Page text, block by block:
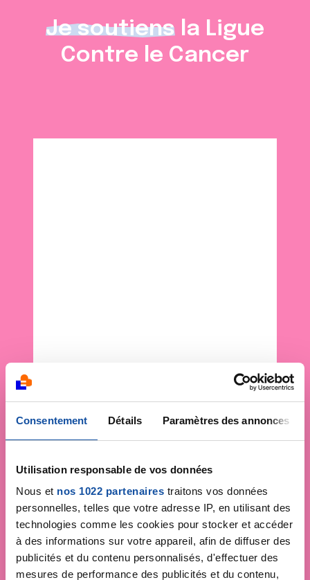
Consentement Détails Paramètres des annonces
Utilisation responsable de vos données
Nous et nos 1022 partenaires traitons vos données
personnelles, telles que votre adresse IP, en utilisant des
technologies comme les cookies pour stocker et accéder
à des informations sur votre appareil, afin de diffuser des
publicités et du contenu personnalisés, d'effectuer des
mesures de performance des publicités et du contenu,
Je soutiens la Ligue
Contre le Cancer